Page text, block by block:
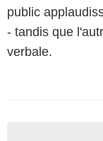
public
- tandis que
verbale.